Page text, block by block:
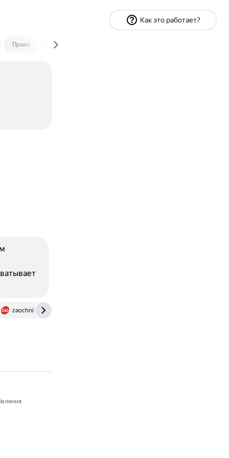
Право Экономика и финансы
zaochnik-com.com
Как это работает?